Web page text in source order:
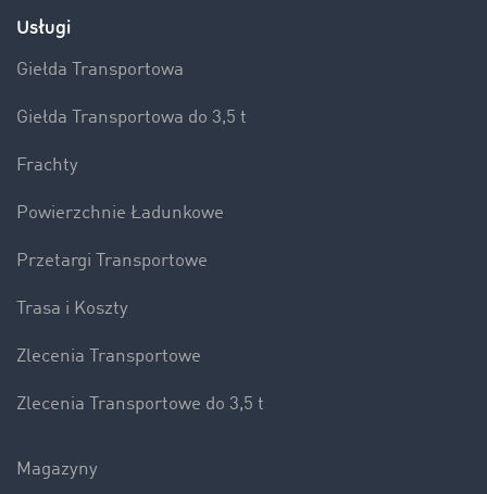
Usługi
Giełda Transportowa
Giełda Transportowa do 3,5 t
Frachty
Powierzchnie Ładunkowe
Przetargi Transportowe
Trasa i Koszty
Zlecenia Transportowe
Zlecenia Transportowe do 3,5 t
Magazyny